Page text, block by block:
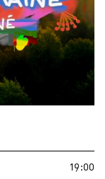
19:00